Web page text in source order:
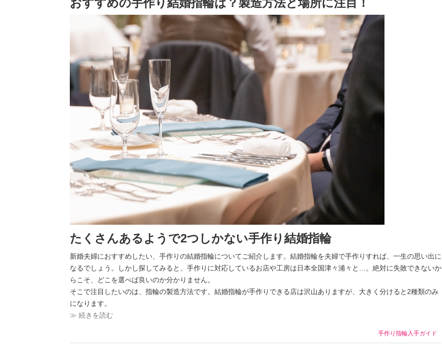
おすすめの手作り結婚指輪は？製造方法と場所に注目！
たくさんあるようで2つしかない手作り結婚指輪
新婚夫婦におすすめしたい、手作りの結婚指輪についてご紹介します。結婚指輪を夫婦で手作りすれば、一生の思い出に
なるでしょう。しかし探してみると、手作りに対応しているお店や工房は日本全国津々浦々と…。絶対に失敗できないか
らこそ、どこを選べば良いのか分かりません。
そこで注目したいのは、指輪の製造方法です。結婚指輪が手作りできる店は沢山ありますが、大きく分けると2種類のみ
になります。
≫ 続きを読む
手作り指輪入手ガイド